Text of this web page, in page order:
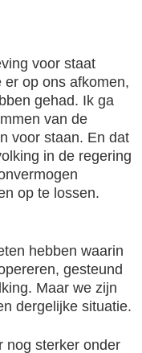
voor staat
op ons afkomen,
gehad. Ik ga
van de
voor staan. En dat
in de regering
op te lossen.
hebben waarin
gesteund
Maar we zijn
dergelijke situatie.
nog sterker onder